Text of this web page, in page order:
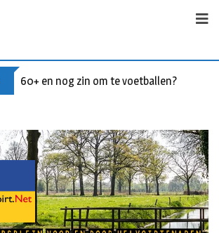
60+ en nog zin om te voetballen? Kom